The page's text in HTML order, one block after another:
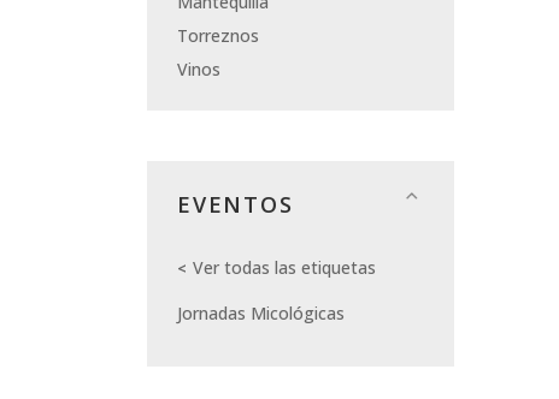
Torreznos
Vinos
EVENTOS
Ver todas las etiquetas
Jornadas Micológicas